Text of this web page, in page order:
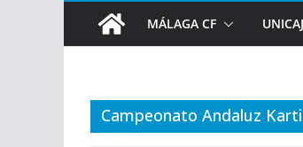
MÁLAGA CF
Campeonato Andaluz